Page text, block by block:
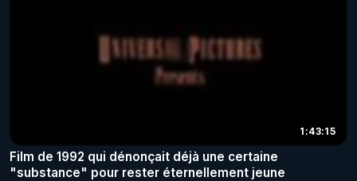
1:43:15
Film de 1992 qui dénonçait déjà une certaine
"substance" pour rester éternellement jeune